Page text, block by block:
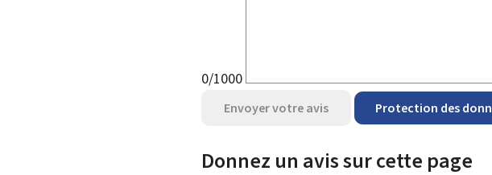
0/1000
Envoyer votre avis Protection des
Donnez un avis sur cette page